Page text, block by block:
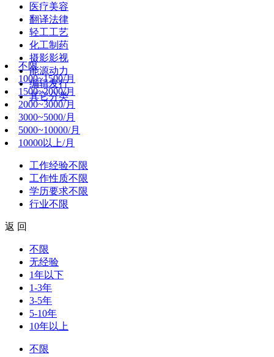
医疗美容
翻译法律
轻工工艺
化工制药
摄影影视
能源动力
编辑发行
其它分类
不限
1000~1500/月
1500~2000/月
2000~3000/月
3000~5000/月
5000~10000/月
10000以上/月
工作经验不限
工作性质不限
学历要求不限
行业不限
返 回
不限
无经验
1年以下
1-3年
3-5年
5-10年
10年以上
不限